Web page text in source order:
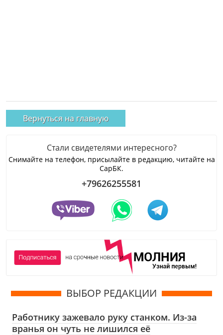
Вернуться на главную
Стали свидетелями интересного?
Снимайте на телефон, присылайте в редакцию, читайте на
СарБК.
+79626255581
ВЫБОР РЕДАКЦИИ
Работнику зажевало руку станком. Из-за
вранья он чуть не лишился её